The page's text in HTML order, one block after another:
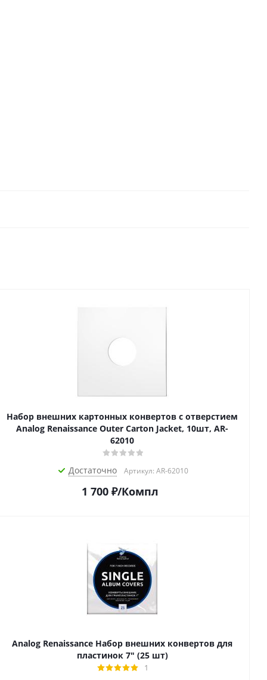
Набор внешних картонных конвертов с отверстием
Analog Renaissance Оuter Carton Jacket, 10шт, AR-
62010
Достаточно Артикул: AR-62010
1 700 ₽/Компл
Analog Renaissance Набор внешних конвертов для
пластинок 7" (25 шт)
1